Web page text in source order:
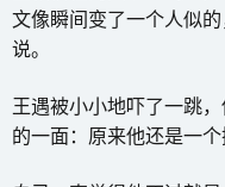
文像瞬间变了一个人似
说。
王遇被小小地吓了一跳
的一面：原来他还是一个